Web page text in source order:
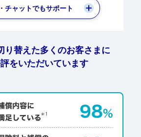
チャットでもサポート
り替えた多くのお客さまに
をいただいています